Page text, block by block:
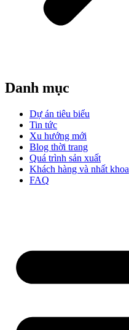
Danh mục
Dự án tiêu biểu
Tin tức
Xu hướng mới
Blog thời trang
Quá trình sản xuất
Khách hàng và nhất khoa
FAQ